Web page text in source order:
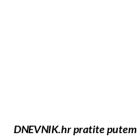
DNEVNIK.hr pratite putem